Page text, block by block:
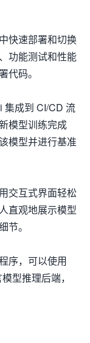
快速部署和切换
功能测试和性能
代码。
集成到 CI/CD 流
模型训练完成
模型并进行基准
交互式界面轻松
直观地展示模型
节。
序，可以使用
型推理后端，